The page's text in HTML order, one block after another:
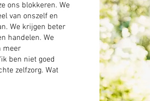
ons blokkeren. We
van onszelf en
We krijgen beter
handelen. We
meer
ben niet goed
zelfzorg. Wat